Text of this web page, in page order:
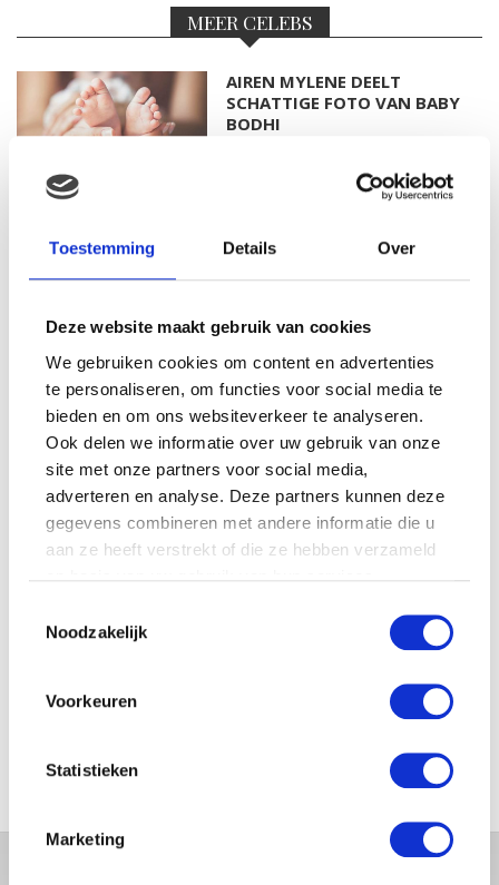
Toestemming Details Over
Deze website maakt gebruik van cookies
We gebruiken cookies om content en advertenties
te personaliseren, om functies voor social media te
bieden en om ons websiteverkeer te analyseren.
Ook delen we informatie over uw gebruik van onze
site met onze partners voor social media,
adverteren en analyse. Deze partners kunnen deze
gegevens combineren met andere informatie die u
aan ze heeft verstrekt of die ze hebben verzameld
Noodzakelijk
Voorkeuren
Statistieken
Marketing
MEER CELEBS
AIREN MYLENE DEELT
SCHATTIGE FOTO VAN BABY
BODHI
MET DOCHTERTJE SCOTTIE
KIM KÖTTER DEELT PRACHTIGE
GEZINSFOTO MET HAAR
MANNEN
JOSJE HUISMAN SHOWT
BABYBUIK OP IBIZA
PRACHTIGE FOTO MET BABY